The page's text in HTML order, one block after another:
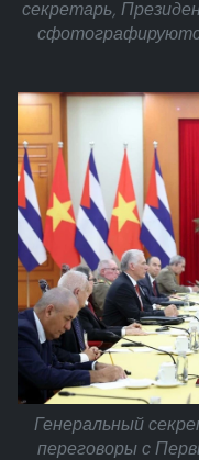
секретарь,
Генеральный
переговоры с